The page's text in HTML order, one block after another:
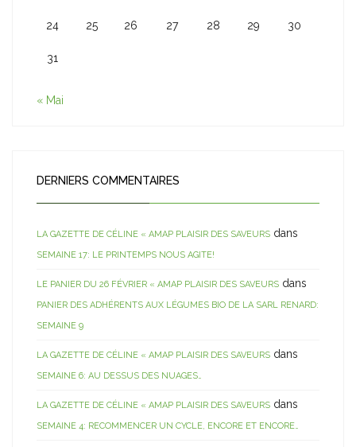
24 25 26 27 28 29 30
31
« Mai
DERNIERS COMMENTAIRES
LA GAZETTE DE CÉLINE « AMAP PLAISIR DES SAVEURS dans
SEMAINE 17: LE PRINTEMPS NOUS AGITE!
LE PANIER DU 26 FÉVRIER « AMAP PLAISIR DES SAVEURS dans
PANIER DES ADHÉRENTS AUX LÉGUMES BIO DE LA SARL RENARD:
SEMAINE 9
LA GAZETTE DE CÉLINE « AMAP PLAISIR DES SAVEURS dans
SEMAINE 6: AU DESSUS DES NUAGES…
LA GAZETTE DE CÉLINE « AMAP PLAISIR DES SAVEURS dans
SEMAINE 4: RECOMMENCER UN CYCLE, ENCORE ET ENCORE…